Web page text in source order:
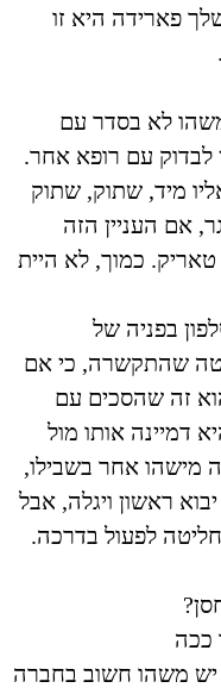
פארידה היא זו
.
לא בסדר עם
לבדוק עם רופא אחר.
מיד, שתוק, שתוק
אם העניין הזה
טאריק. כמוך, לא היית
בפניה של
שהתקשרה, כי אם
זה שהסכים עם
דמיינה אותו מול
מישהו אחר בשבילו,
ראשון ויגלה, אבל
לפעול בדרכה.
?
ככה
משהו חשוב בחברה